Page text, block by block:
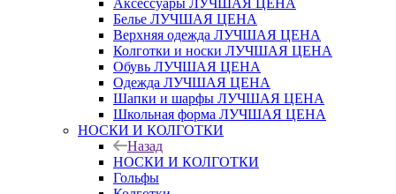
Аксессуары ЛУЧШАЯ ЦЕНА
Белье ЛУЧШАЯ ЦЕНА
Верхняя одежда ЛУЧШАЯ ЦЕНА
Колготки и носки ЛУЧШАЯ ЦЕНА
Обувь ЛУЧШАЯ ЦЕНА
Одежда ЛУЧШАЯ ЦЕНА
Шапки и шарфы ЛУЧШАЯ ЦЕНА
Школьная форма ЛУЧШАЯ ЦЕНА
НОСКИ И КОЛГОТКИ
Назад
НОСКИ И КОЛГОТКИ
Гольфы